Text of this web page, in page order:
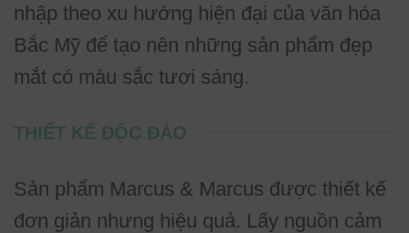
nhập theo xu hướng hiện đại của văn hóa
Bắc Mỹ để tạo nên những sản phẩm đẹp
mắt có màu sắc tươi sáng.
THIẾT KẾ ĐỘC ĐÁO
Sản phẩm Marcus & Marcus được thiết kế
đơn giản nhưng hiệu quả. Lấy nguồn cảm